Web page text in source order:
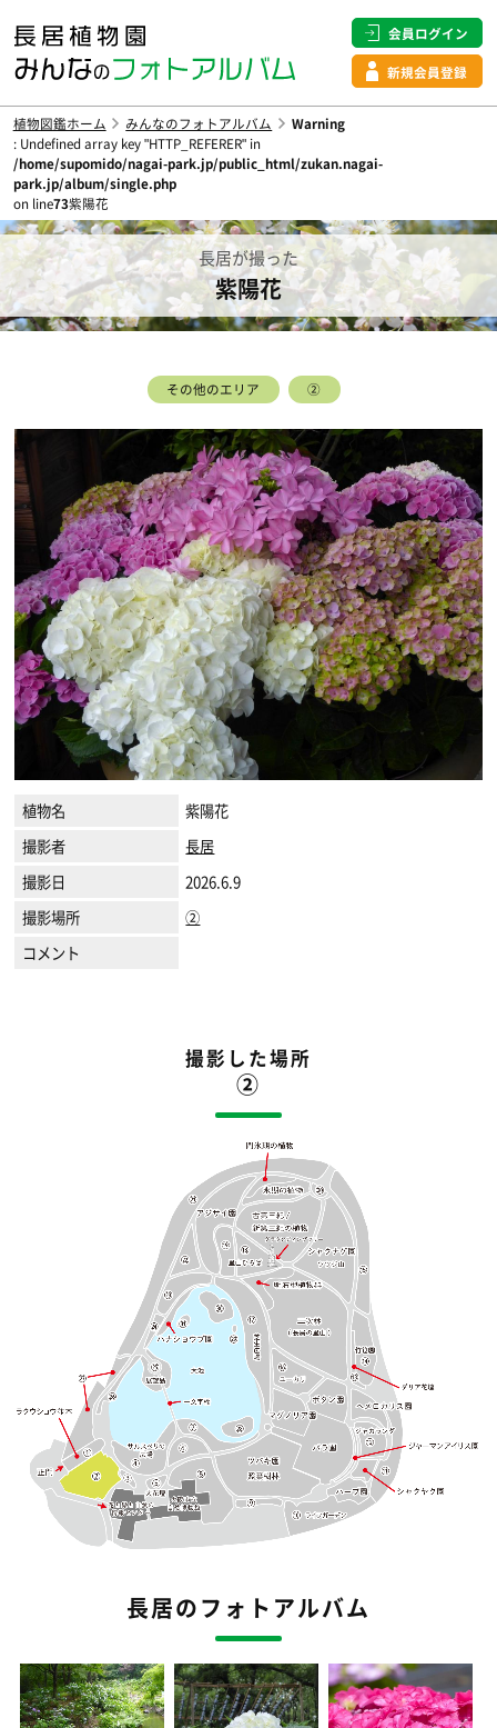
会員ログイン
新規会員登録
植物図鑑ホーム みんなのフォトアルバム
Warning
: Undefined array key "HTTP_REFERER" in
/home/supomido/nagai-park.jp/public_html/zukan.nagai-
park.jp/album/single.php
on line73紫陽花
長居が撮った
紫陽花
その他のエリア ②
植物名
紫陽花
撮影者
長居
撮影日
2026.6.9
撮影場所
②
コメント
撮影した場所
②
長居のフォトアルバム